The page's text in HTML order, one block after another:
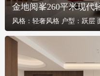
金地阅峯260平米现代
风格： 轻奢风格 户型： 跃层